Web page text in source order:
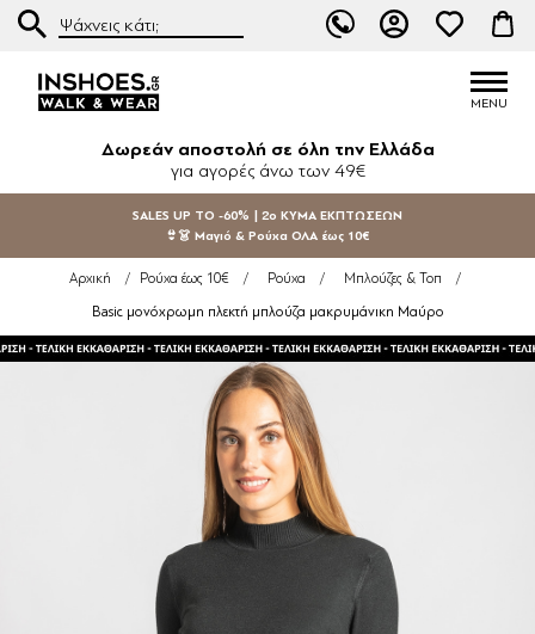
Δωρεάν αποστολή σε όλη την Ελλάδα
για αγορές άνω των 49€
SALES UP TO -60% | 2ο ΚΥΜΑ ΕΚΠΤΩΣΕΩΝ
👙👗 Μαγιό & Ρούχα ΟΛΑ έως 10€
Αρχική / Ρούχα έως 10€ / Ρούχα / Μπλούζες & Τοπ /
Basic μονόχρωμη πλεκτή μπλούζα μακρυμάνικη Μαύρο